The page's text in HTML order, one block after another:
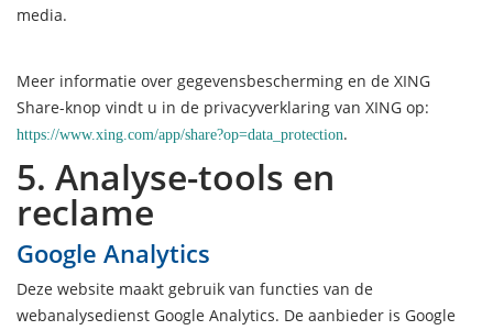
media.
Meer informatie over gegevensbescherming en de XING
Share-knop vindt u in de privacyverklaring van XING op:
https://www.xing.com/app/share?op=data_protection.
5. Analyse-tools en
reclame
Google Analytics
Deze website maakt gebruik van functies van de
webanalysedienst Google Analytics. De aanbieder is Google